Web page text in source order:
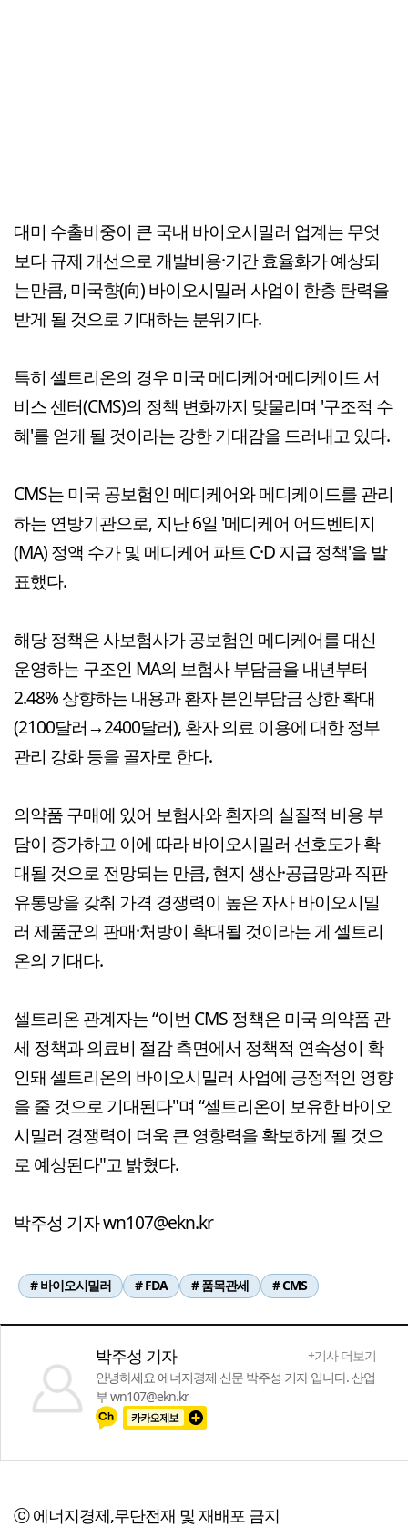
대미 수출비중이 큰 국내 바이오시밀러 업계는 무엇
보다 규제 개선으로 개발비용·기간 효율화가 예상되
는만큼, 미국향(向) 바이오시밀러 사업이 한층 탄력을
받게 될 것으로 기대하는 분위기다.
특히 셀트리온의 경우 미국 메디케어·메디케이드 서
비스 센터(CMS)의 정책 변화까지 맞물리며 '구조적 수
혜'를 얻게 될 것이라는 강한 기대감을 드러내고 있다.
CMS는 미국 공보험인 메디케어와 메디케이드를 관리
하는 연방기관으로, 지난 6일 '메디케어 어드벤티지
(MA) 정액 수가 및 메디케어 파트 C·D 지급 정책'을 발
표했다.
해당 정책은 사보험사가 공보험인 메디케어를 대신
운영하는 구조인 MA의 보험사 부담금을 내년부터
2.48% 상향하는 내용과 환자 본인부담금 상한 확대
(2100달러→2400달러), 환자 의료 이용에 대한 정부
관리 강화 등을 골자로 한다.
의약품 구매에 있어 보험사와 환자의 실질적 비용 부
담이 증가하고 이에 따라 바이오시밀러 선호도가 확
대될 것으로 전망되는 만큼, 현지 생산·공급망과 직판
유통망을 갖춰 가격 경쟁력이 높은 자사 바이오시밀
러 제품군의 판매·처방이 확대될 것이라는 게 셀트리
온의 기대다.
셀트리온 관계자는 “이번 CMS 정책은 미국 의약품 관
세 정책과 의료비 절감 측면에서 정책적 연속성이 확
인돼 셀트리온의 바이오시밀러 사업에 긍정적인 영향
을 줄 것으로 기대된다"며 “셀트리온이 보유한 바이오
시밀러 경쟁력이 더욱 큰 영향력을 확보하게 될 것으
로 예상된다"고 밝혔다.
박주성 기자 wn107@ekn.kr
# 바이오시밀러 # FDA # 품목관세 # CMS
박주성 기자
+기사 더보기
안녕하세요 에너지경제 신문 박주성 기자 입니다. 산업
부 wn107@ekn.kr
ⓒ 에너지경제,무단전재 및 재배포 금지